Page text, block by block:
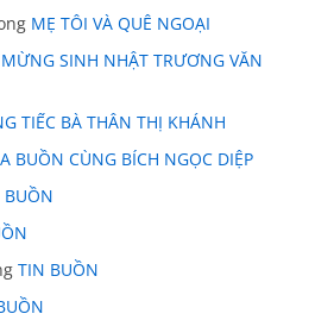
MẸ TÔI VÀ QUÊ NGOẠI
SINH NHẬT TRƯƠNG VĂN
TIẾC BÀ THÂN THỊ KHÁNH
BUỒN CÙNG BÍCH NGỌC DIỆP
BUỒN
TIN BUỒN